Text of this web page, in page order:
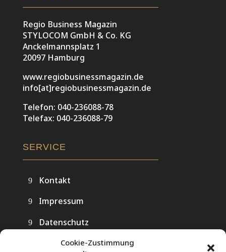
Cookie-Zustimmung
Regio Business Magazin
STYLOCOM GmbH & Co. KG
Anckelmannsplatz 1
20097 Hamburg
www.regiobusinessmagazin.de
info[at]regiobusinessmagazin.de
Telefon: 040-236088-78
Telefax: 040-236088-79
SERVICE
Kontakt
Impressum
Datenschutz